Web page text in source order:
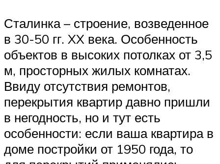
Сталинка – строение, возведенное
в 30-50 гг. XX века. Особенность
объектов в высоких потолках от 3,5
м, просторных жилых комнатах.
Ввиду отсутствия ремонтов,
перекрытия квартир давно пришли
в негодность, но и тут есть
особенности: если ваша квартира в
доме постройки от 1950 года, то